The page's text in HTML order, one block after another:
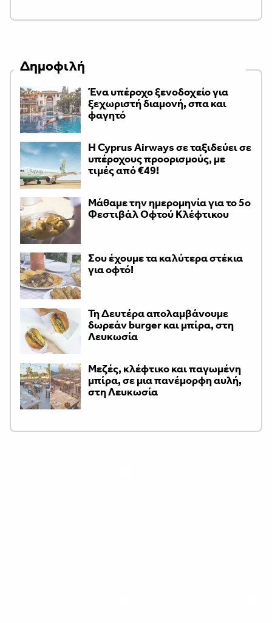
Δημοφιλή
Ένα υπέροχο ξενοδοχείο για
ξεχωριστή διαμονή, σπα και
φαγητό
H Cyprus Airways σε ταξιδεύει σε
υπέροχους προορισμούς, με
τιμές από €49!
Μάθαμε την ημερομηνία για το 5ο
Φεστιβάλ Οφτού Κλέφτικου
Σου έχουμε τα καλύτερα στέκια
για οφτό!
Τη Δευτέρα απολαμβάνουμε
δωρεάν burger και μπίρα, στη
Λευκωσία
Μεζές, κλέφτικο και παγωμένη
μπίρα, σε μια πανέμορφη αυλή,
στη Λευκωσία